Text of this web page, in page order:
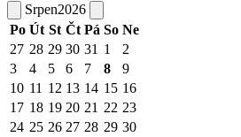
Srpen2026
Po Út St Čt Pá So Ne
27 28 29 30 31 1
2
3
4 5 6 7 8
9
10 11 12 13 14 15 16
17 18 19 20 21 22 23
24 25 26 27 28 29 30